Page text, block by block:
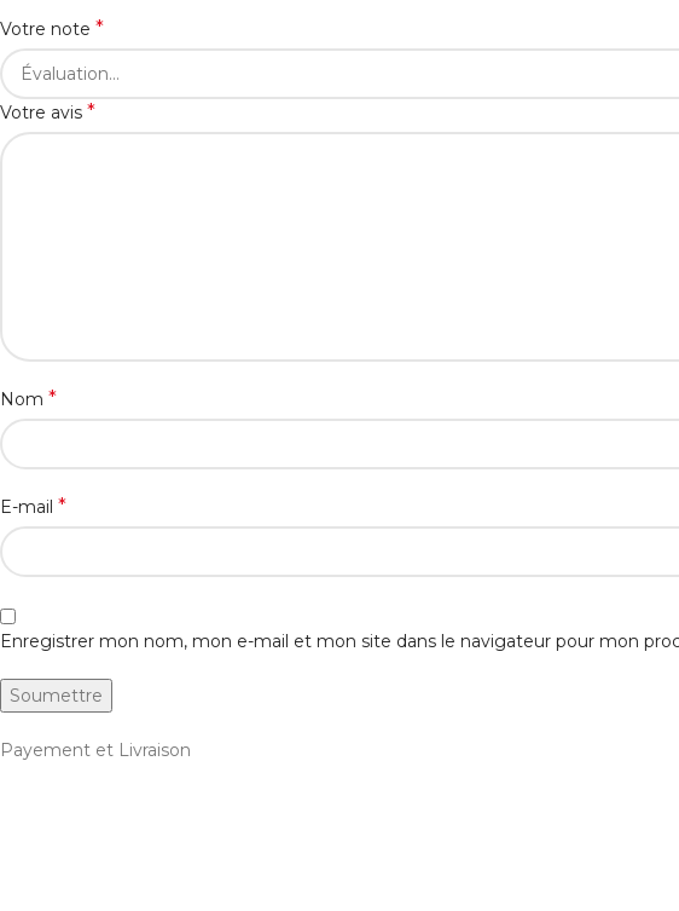
Votre note *
Votre avis *
Nom *
E-mail *
Enregistrer mon nom, mon e-mail et mon site dans le navigateur pour mon
Payement et Livraison